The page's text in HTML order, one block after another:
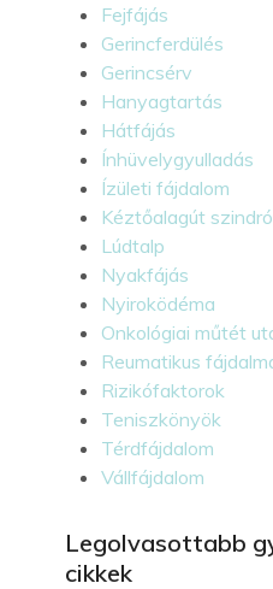
Fejfájás
Gerincferdülés
Gerincsérv
Hanyagtartás
Hátfájás
Ínhüvelygyulladás
Ízületi fájdalom
Kéztőalagút
Lúdtalp
Nyakfájás
Nyiroködéma
Onkológiai műtét
Reumatikus
Rizikófaktorok
Teniszkönyök
Térdfájdalom
Vállfájdalom
Legolvasottabb
cikkek